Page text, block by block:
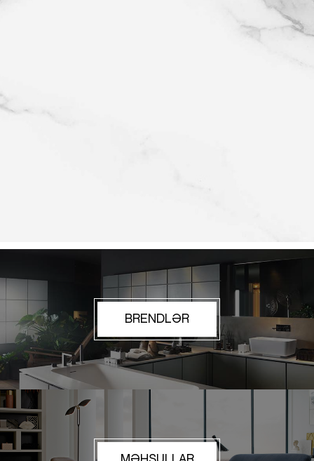
BRENDLƏR